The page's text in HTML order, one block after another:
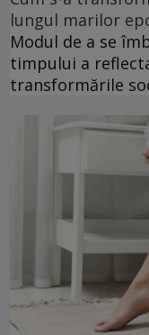
lungul marilor
Modul de a se
timpului a
transformările